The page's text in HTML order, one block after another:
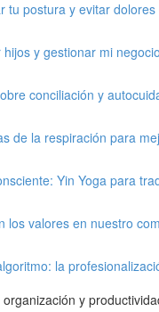
tu postura y evitar
hijos y gestionar mi
conciliación y
de la respiración para
Yin Yoga para
los valores en nuestro
la
y